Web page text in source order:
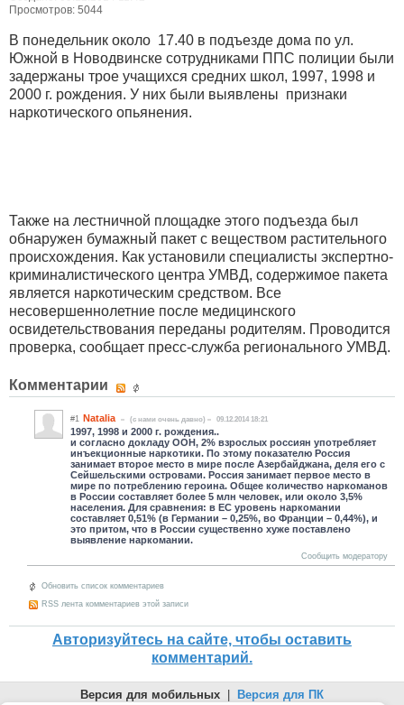
Просмотров: 5044
В понедельник около 17.40 в подъезде дома по ул.
Южной в Новодвинске сотрудниками ППС полиции были
задержаны трое учащихся средних школ, 1997, 1998 и
2000 г. рождения. У них были выявлены признаки
наркотического опьянения.
Также на лестничной площадке этого подъезда был
обнаружен бумажный пакет с веществом растительного
происхождения. Как установили специалисты экспертно-
криминалистического центра УМВД, содержимое пакета
является наркотическим средством. Все
несовершеннолетние после медицинского
освидетельствования переданы родителям. Проводится
проверка, сообщает пресс-служба регионального УМВД.
Комментарии
#1 Natalia (c нами очень давно) 09.12.2014 18:21
1997, 1998 и 2000 г. рождения..
и согласно докладу ООН, 2% взрослых россиян употребляет
инъекционные наркотики. По этому показателю Россия
занимает второе место в мире после Азербайджана, деля его с
Сейшельскими островами. Россия занимает первое место в
мире по потреблению героина. Общее количество наркоманов
в России составляет более 5 млн человек, или около 3,5%
населения. Для сравнения: в ЕС уровень наркомании
составляет 0,51% (в Германии – 0,25%, во Франции – 0,44%), и
это притом, что в России существенно хуже поставлено
выявление наркомании.
Сообщить модератору
Обновить список комментариев
RSS лента комментариев этой записи
Авторизуйтесь на сайте, чтобы оставить
комментарий.
Версия для мобильных Версия для ПК